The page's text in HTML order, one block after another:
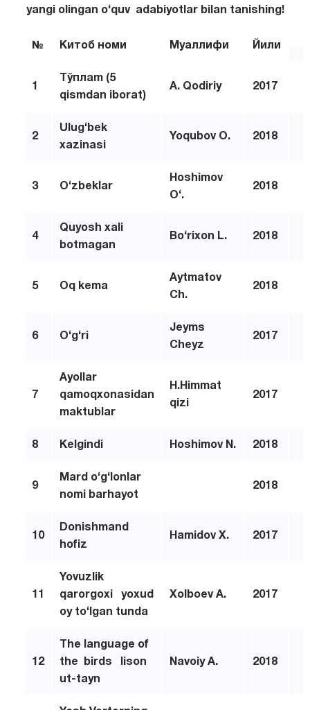
yangi olingan o‘quv adabiyotlar bilan tanishing!
№ Китоб номи Муаллифи Йили
1
Тўплam (5
qismdan iborat)
А. Qodiriy 2017
2
Ulug‘bek
xazinasi
Yoqubov O. 2018
3 O‘zbeklar
Hoshimov
O‘.
2018
4
Quyosh xali
botmagan
Bo‘rixon L. 2018
5 Oq kema
Aytmatov
Ch.
2018
6 O‘g‘ri
Jeyms
Cheyz
2017
7
Ayollar
qamoqxonasidan
maktublar
H .H
immat
qizi
2017
8 Kelgindi H oshimov N. 2018
9
Mard o‘g‘lonlar
nomi barhayot
2018
10
Donishmand
hofiz
H amidov X. 2017
11
Yovuzlik
qarorgoxi yoxud
oy to‘lgan tunda
Xolboev A. 2017
12
The language of
the birds lison
ut-tayn
Navoiy A. 2018